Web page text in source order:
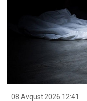
08 Avqust 2026 12:41